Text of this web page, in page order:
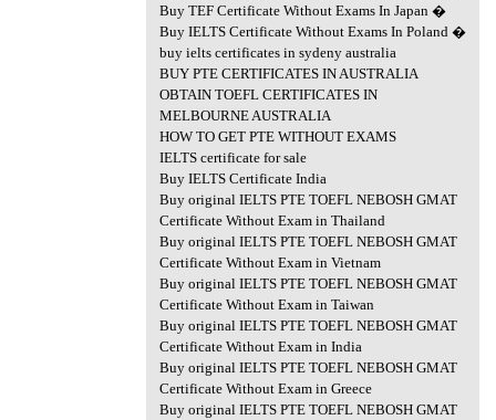
Buy TEF Certificate Without Exams In Japan �
Buy IELTS Certificate Without Exams In Poland �
buy ielts certificates in sydeny australia
BUY PTE CERTIFICATES IN AUSTRALIA
OBTAIN TOEFL CERTIFICATES IN
MELBOURNE AUSTRALIA
HOW TO GET PTE WITHOUT EXAMS
IELTS certificate for sale
Buy IELTS Certificate India
Buy original IELTS PTE TOEFL NEBOSH GMAT
Certificate Without Exam in Thailand
Buy original IELTS PTE TOEFL NEBOSH GMAT
Certificate Without Exam in Vietnam
Buy original IELTS PTE TOEFL NEBOSH GMAT
Certificate Without Exam in Taiwan
Buy original IELTS PTE TOEFL NEBOSH GMAT
Certificate Without Exam in India
Buy original IELTS PTE TOEFL NEBOSH GMAT
Certificate Without Exam in Greece
Buy original IELTS PTE TOEFL NEBOSH GMAT